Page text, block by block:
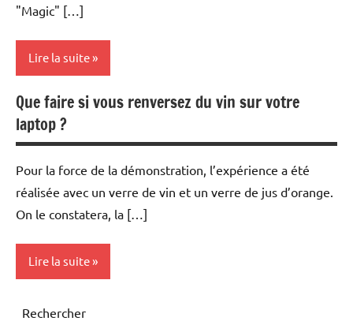
"Magic" […]
Lire la suite
Logiciels
MP3
Multimedia
Photo
Numérique
Téléphonie
mobile
video
Que faire si vous renversez du vin sur votre
laptop ?
Pour la force de la démonstration, l’expérience a été
réalisée avec un verre de vin et un verre de jus d’orange.
On le constatera, la […]
Lire la suite
Inclassables
Rechercher